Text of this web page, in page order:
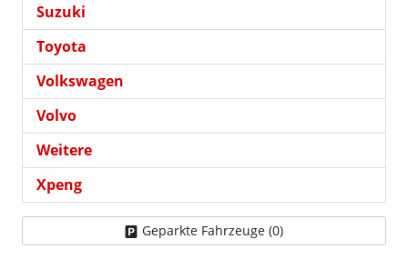
Suzuki
Toyota
Volkswagen
Volvo
Weitere
Xpeng
Geparkte Fahrzeuge (0)